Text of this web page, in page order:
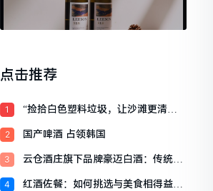
点击推荐
1
“捡拾白色塑料垃圾，让沙滩更清
2 国产啤酒 占领韩国
3
云仓酒庄旗下品牌豪迈白酒：传统工
4
红酒佐餐：如何挑选与美食相得益彰